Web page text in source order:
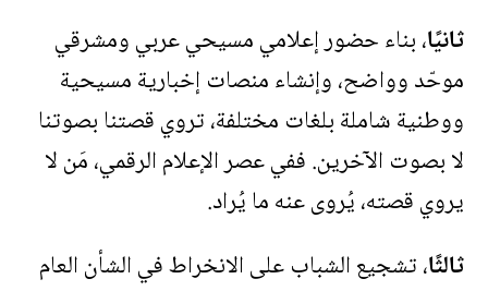
ثانيًا، بناء حضور إعلامي مسيحي عربي ومشرقي
موحّد وواضح، وإنشاء منصات إخبارية مسيحية
ووطنية شاملة بلغات مختلفة، تروي قصتنا بصوتنا
لا بصوت الآخرين. ففي عصر الإعلام الرقمي، مَن لا
يروي قصته، يُروى عنه ما يُراد.
ثالثًا، تشجيع الشباب على الانخراط في الشأن العام